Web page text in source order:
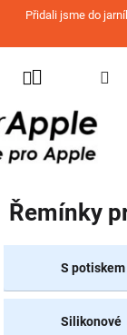
Přejít na obsah
Přidali jsme do
IPHONE
MACBOOK
AIRPODS
AIRTAG
OSTATNÍ
Řemínky
S potiskem
Silikonové